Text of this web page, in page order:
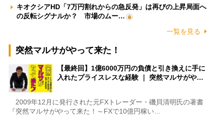
キオクシアHD「7万円割れからの急反発」は再びの上昇局面へ
の反転シグナルか？ 市場のムー…
一覧を見る
突然マルサがやって来た！
【最終回】1億6000万円の負債と引き換えに手に
入れたプライスレスな経験 ｜ 突然マルサがや…
2009年12月に発行された元FXトレーダー・磯貝清明氏の著書
『突然マルサがやって来た！～FXで10億円稼い…